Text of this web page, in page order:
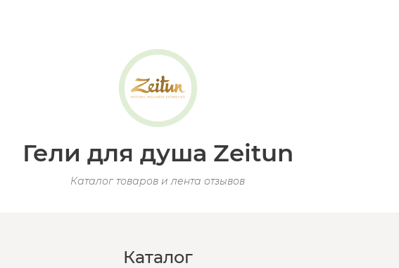
Гели для душа Zeitun
Каталог товаров и лента отзывов
Каталог